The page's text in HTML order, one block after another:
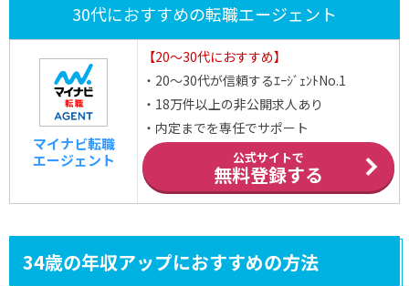
30代におすすめの転職エージェント
マイナビ転職
エージェント
【20～30代におすすめ】
・20～30代が信頼するｴｰｼﾞｪﾝﾄNo.1
・18万件以上の非公開求人あり
・内定までを専任でサポート
公式サイトで
無料登録する
34歳の年収アップにおすすめの方法